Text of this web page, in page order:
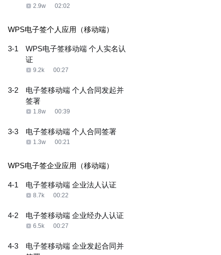
2.9w 02:02
WPS电子签个人应用（移动端）
3-1
WPS电子签移动端 个人实名认
证
9.2k 00:27
3-2
电子签移动端 个人合同发起并
签署
1.8w 00:39
3-3 电子签移动端 个人合同签署
1.3w 00:21
WPS电子签企业应用（移动端）
4-1 电子签移动端 企业法人认证
8.7k 00:22
4-2 电子签移动端 企业经办人认证
6.5k 00:27
4-3
电子签移动端 企业发起合同并